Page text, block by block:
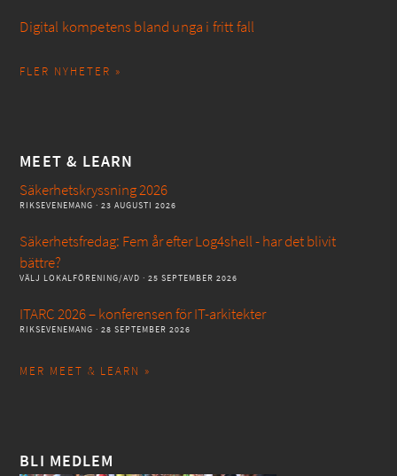
Digital kompetens bland unga i fritt fall
FLER NYHETER »
MEET & LEARN
Säkerhetskryssning 2026
RIKSEVENEMANG · 23 AUGUSTI 2026
Säkerhetsfredag: Fem år efter Log4shell - har det blivit
bättre?
VÄLJ LOKALFÖRENING/AVD · 25 SEPTEMBER 2026
ITARC 2026 – konferensen för IT-arkitekter
RIKSEVENEMANG · 28 SEPTEMBER 2026
MER MEET & LEARN »
BLI MEDLEM